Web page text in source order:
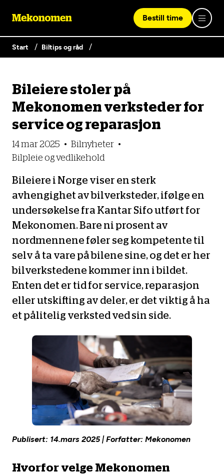
Finn verksted
Våre tjenester
EU-kontroll - Vanlig bil (opptil 3,5t)
Diagnose/Feilsøking
Se alle (52) tjenester her
Mekonomen Bilkonto
Mekonomen Fleet
Hvorfor Mekonomen
Elbilverksted
Fritt verkstedvalg
Lønnsomt valg
Mobilitetsgaranti
Nybilgaranti og fabrikkgaranti
Biltips og råd
Bestill time
Er du ikke Mekonomen-kunde ennå? Opprett en konto
ved å klikke på knappen nedenfor.
Opprett en konto
Logg inn med Vipps
Vipps på denne enhet
Start Biltips og råd
Bileiere stoler på
Mekonomen verksteder for
service og reparasjon
14 mar 2025
Bilnyheter
Bilpleie og vedlikehold
Bileiere i Norge viser en sterk
avhengighet av bilverksteder, ifølge en
undersøkelse fra Kantar Sifo utført for
Mekonomen. Bare ni prosent av
nordmennene føler seg kompetente til
selv å ta vare på bilene sine, og det er her
bilverkstedene kommer inn i bildet.
Enten det er tid for service, reparasjon
eller utskifting av deler, er det viktig å ha
et pålitelig verksted ved sin side.
Publisert: 14.mars 2025 | Forfatter: Mekonomen
Hvorfor velge Mekonomen